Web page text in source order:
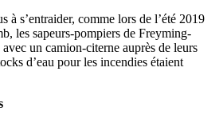
à s’entraider, comme lors de l’été 2019
les sapeurs-pompiers de Freyming-
un camion-citerne auprès de leurs
d’eau pour les incendies étaient